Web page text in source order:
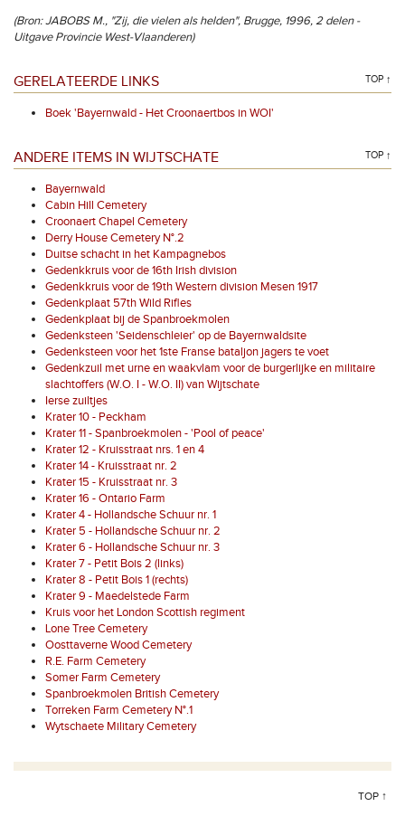
(Bron: JABOBS M., "Zij, die vielen als helden", Brugge, 1996, 2 delen -
Uitgave Provincie West-Vlaanderen)
GERELATEERDE LINKS TOP ↑
Boek 'Bayernwald - Het Croonaertbos in WOI'
ANDERE ITEMS IN WIJTSCHATE TOP ↑
Bayernwald
Cabin Hill Cemetery
Croonaert Chapel Cemetery
Derry House Cemetery N°.2
Duitse schacht in het Kampagnebos
Gedenkkruis voor de 16th Irish division
Gedenkkruis voor de 19th Western division Mesen 1917
Gedenkplaat 57th Wild Rifles
Gedenkplaat bij de Spanbroekmolen
Gedenksteen 'Seidenschleier' op de Bayernwaldsite
Gedenksteen voor het 1ste Franse bataljon jagers te voet
Gedenkzuil met urne en waakvlam voor de burgerlijke en militaire
slachtoffers (W.O. I - W.O. II) van Wijtschate
Ierse zuiltjes
Krater 10 - Peckham
Krater 11 - Spanbroekmolen - 'Pool of peace'
Krater 12 - Kruisstraat nrs. 1 en 4
Krater 14 - Kruisstraat nr. 2
Krater 15 - Kruisstraat nr. 3
Krater 16 - Ontario Farm
Krater 4 - Hollandsche Schuur nr. 1
Krater 5 - Hollandsche Schuur nr. 2
Krater 6 - Hollandsche Schuur nr. 3
Krater 7 - Petit Bois 2 (links)
Krater 8 - Petit Bois 1 (rechts)
Krater 9 - Maedelstede Farm
Kruis voor het London Scottish regiment
Lone Tree Cemetery
Oosttaverne Wood Cemetery
R.E. Farm Cemetery
Somer Farm Cemetery
Spanbroekmolen British Cemetery
Torreken Farm Cemetery N°.1
Wytschaete Military Cemetery
TOP ↑